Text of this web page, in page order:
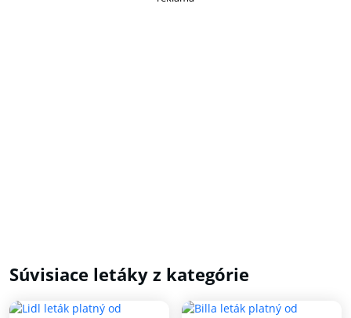
Súvisiace letáky z kategórie